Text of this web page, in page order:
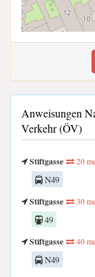
Anweisungen
Verkehr (ÖV)
Stiftgasse 20
N49
Stiftgasse
30
49
Stiftgasse
40
N49